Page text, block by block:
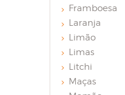
Framboesa
Laranja
Limão
Limas
Litchi
Maças